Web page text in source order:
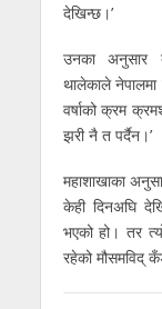
देखिन्छ।’
उनका अनुसार
थालेकाले
वर्षाको क्रम
झरी नै त पर्दैन।’
महाशाखाका
केही दिनअघि
भएको हो। तर
रहेको मौसमविद्